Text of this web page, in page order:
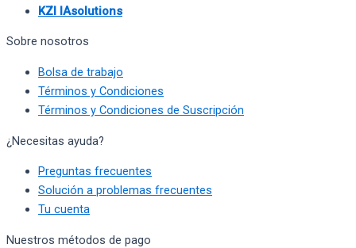
KZI IAsolutions
Sobre nosotros
Bolsa de trabajo
Términos y Condiciones
Términos y Condiciones de Suscripción
¿Necesitas ayuda?
Preguntas frecuentes
Solución a problemas frecuentes
Tu cuenta
Nuestros métodos de pago